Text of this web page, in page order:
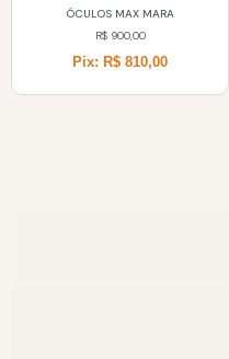
ÓCULOS MAX MARA
R$900,00
Pix: R$ 810,00